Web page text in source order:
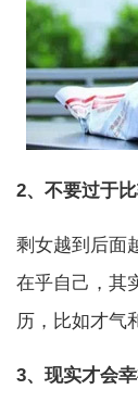
2、不要过于
剩女越到后面
在乎自己，其
历，比如才气
3、现实才会